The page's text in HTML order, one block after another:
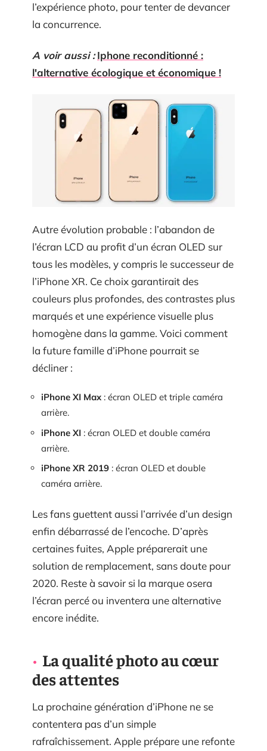
l’expérience photo, pour tenter de devancer
la concurrence.
A voir aussi : Iphone reconditionné :
l'alternative écologique et économique !
Autre évolution probable : l’abandon de
l’écran LCD au profit d’un écran OLED sur
tous les modèles, y compris le successeur de
l’iPhone XR. Ce choix garantirait des
couleurs plus profondes, des contrastes plus
marqués et une expérience visuelle plus
homogène dans la gamme. Voici comment
la future famille d’iPhone pourrait se
décliner :
iPhone XI Max : écran OLED et triple caméra
arrière.
iPhone XI : écran OLED et double caméra
arrière.
iPhone XR 2019 : écran OLED et double
caméra arrière.
Les fans guettent aussi l’arrivée d’un design
enfin débarrassé de l’encoche. D’après
certaines fuites, Apple préparerait une
solution de remplacement, sans doute pour
2020. Reste à savoir si la marque osera
l’écran percé ou inventera une alternative
encore inédite.
La qualité photo au cœur
des attentes
La prochaine génération d’iPhone ne se
contentera pas d’un simple
rafraîchissement. Apple prépare une refonte